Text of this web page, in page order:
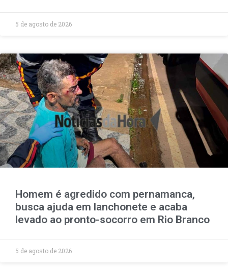
5 de agosto de 2026
Homem é agredido com pernamanca,
busca ajuda em lanchonete e acaba
levado ao pronto-socorro em Rio Branco
5 de agosto de 2026